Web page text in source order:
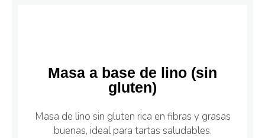
Masa a base de lino (sin
gluten)
Masa de lino sin gluten rica en fibras y grasas
buenas, ideal para tartas saludables.